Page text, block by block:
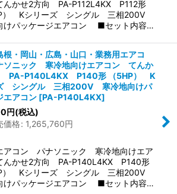
かせ2方向 PA-P112L4KX P112形
） Kシリーズ シングル 三相200V
けパッケージエアコン ■セット内容…
根・岡山・広島・山口・業務用エアコ
ニック 寒冷地向けエアコン てんか
PA-P140L4KX P140形 （5HP） K
シングル 三相200V 寒冷地向けパ
エアコン [PA-P140L4KX]
円(税込)
価格: 1,265,760円
アコン パナソニック 寒冷地向けエア
かせ2方向 PA-P140L4KX P140形
） Kシリーズ シングル 三相200V
けパッケージエアコン ■セット内容…